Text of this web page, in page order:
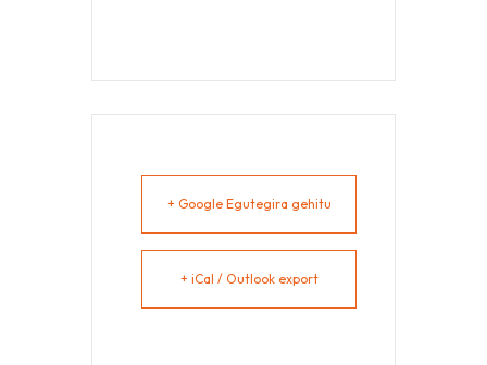
+ Google Egutegira gehitu
+ iCal / Outlook export